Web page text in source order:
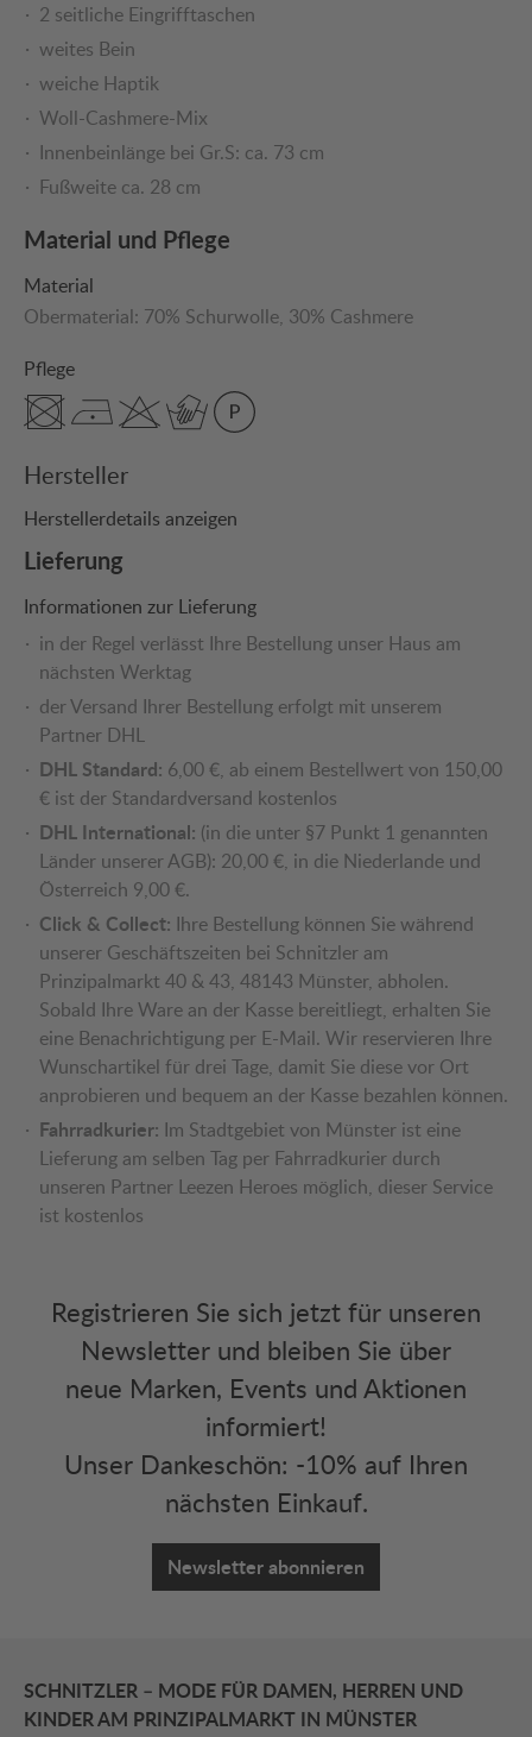
2 seitliche Eingrifftaschen
weites Bein
weiche Haptik
Woll-Cashmere-Mix
Innenbeinlänge bei Gr.S: ca. 73 cm
Fußweite ca. 28 cm
Material und Pflege
Material
Obermaterial: 70% Schurwolle, 30% Cashmere
Pflege
Hersteller
Herstellerdetails anzeigen
Lieferung
Informationen zur Lieferung
in der Regel verlässt Ihre Bestellung unser Haus am
nächsten Werktag
der Versand Ihrer Bestellung erfolgt mit unserem
Partner DHL
DHL Standard: 6,00 €, ab einem Bestellwert von 150,00
€ ist der Standardversand kostenlos
DHL International: (in die unter §7 Punkt 1 genannten
Länder unserer AGB): 20,00 €, in die Niederlande und
Österreich 9,00 €.
Click & Collect: Ihre Bestellung können Sie während
unserer Geschäftszeiten bei Schnitzler am
Prinzipalmarkt 40 & 43, 48143 Münster, abholen.
Sobald Ihre Ware an der Kasse bereitliegt, erhalten Sie
eine Benachrichtigung per E-Mail. Wir reservieren Ihre
Wunschartikel für drei Tage, damit Sie diese vor Ort
anprobieren und bequem an der Kasse bezahlen können.
Fahrradkurier: Im Stadtgebiet von Münster ist eine
Lieferung am selben Tag per Fahrradkurier durch
unseren Partner Leezen Heroes möglich, dieser Service
ist kostenlos
Registrieren Sie sich jetzt für unseren
Newsletter und bleiben Sie über
neue Marken, Events und Aktionen
informiert!
Unser Dankeschön: -10% auf Ihren
nächsten Einkauf.
Newsletter abonnieren
SCHNITZLER – MODE FÜR DAMEN, HERREN UND
KINDER AM PRINZIPALMARKT IN MÜNSTER